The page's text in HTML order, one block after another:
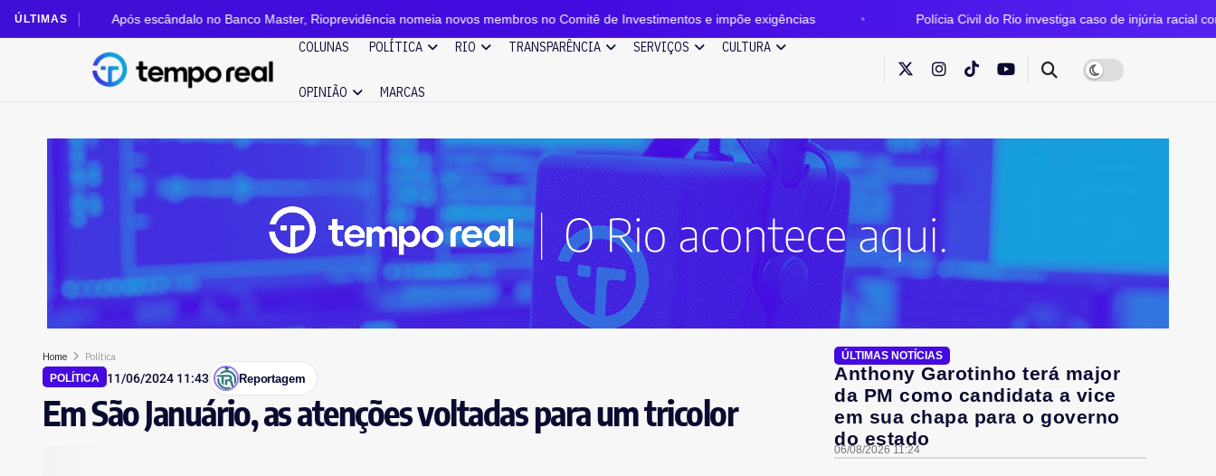
ÚLTIMAS
escândalo no Banco Master, Rioprevidência nomeia novos membros no Comitê de Investimentos e impõe exigências Polícia Civil do Rio investiga caso de injúria racial contra Vinícius Jr.
COLUNAS POLÍTICA RIO TRANSPARÊNCIA SERVIÇOS CULTURA
OPINIÃO MARCAS
Home Política
POLÍTICA 11/06/2024 11:43 Reportagem
Em São Januário, as atenções voltadas para um tricolor
ÚLTIMAS NOTÍCIAS
Anthony Garotinho terá major
da PM como candidata a vice
em sua chapa para o governo
do estado
06/08/2026 11:24